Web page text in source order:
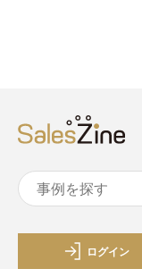
ログイン